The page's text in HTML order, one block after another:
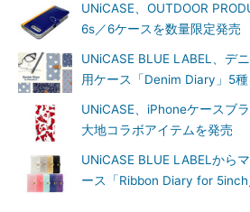
UNiCASE、OUTDOOR
6s／6ケースを数量限定発売
UNiCASE BLUE LABEL、デ
用ケース「Denim Diary」5
UNiCASE、iPhoneケースブ
大地コラボアイテムを発売
UNiCASE BLUE LABELから
ース「Ribbon Diary for